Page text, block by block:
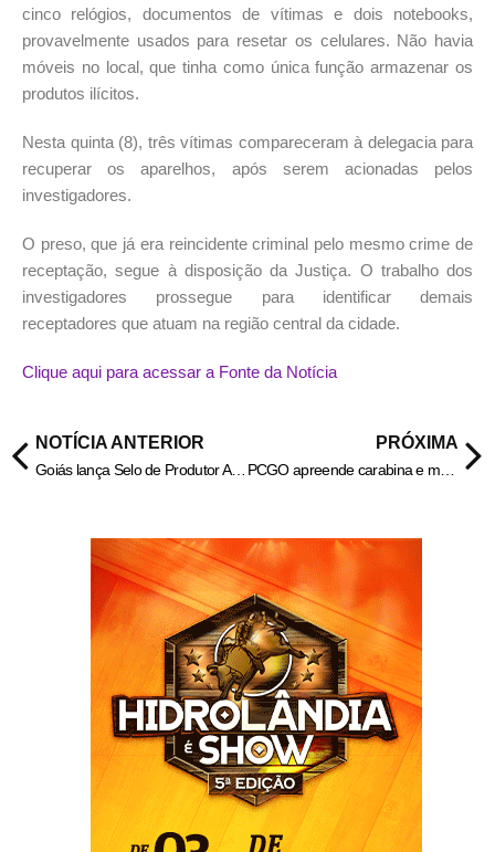
cinco relógios, documentos de vítimas e dois notebooks,
provavelmente usados para resetar os celulares. Não havia
móveis no local, que tinha como única função armazenar os
produtos ilícitos.
Nesta quinta (8), três vítimas compareceram à delegacia para
recuperar os aparelhos, após serem acionadas pelos
investigadores.
O preso, que já era reincidente criminal pelo mesmo crime de
receptação, segue à disposição da Justiça. O trabalho dos
investigadores prossegue para identificar demais
receptadores que atuam na região central da cidade.
Clique aqui para acessar a Fonte da Notícia
NOTÍCIA ANTERIOR
Goiás lança Selo de Produtor Assistido
PRÓXIMA
PCGO apreende carabina e munições com suspeito de ameaçar a ex-mulher em Monte Alegre de Goiás – Policia Civil do Estado de Goiás